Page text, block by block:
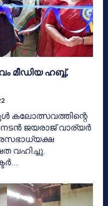
മീഡിയ ഹബ്ബ്,
കലോത്സവത്തിന്റെ
ജയരാജ് വാര്യർ
വഹിച്ചു.